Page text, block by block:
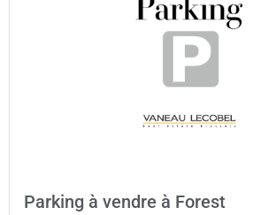
Parking à vendre à Forest